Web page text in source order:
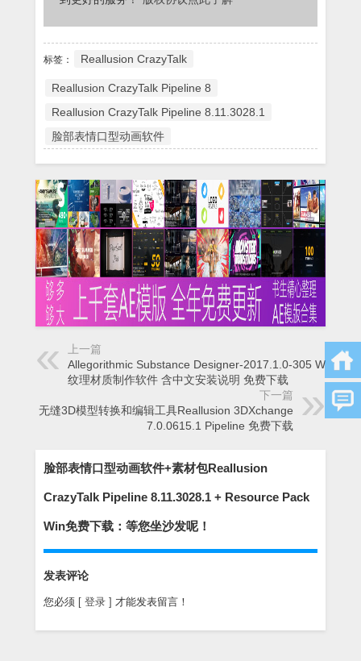
标签： Reallusion CrazyTalk
Reallusion CrazyTalk Pipeline 8
Reallusion CrazyTalk Pipeline 8.11.3028.1
脸部表情口型动画软件
上一篇
Allegorithmic Substance Designer-2017.1.0-305 Win三维
纹理材质制作软件 含中文安装说明 免费下载
下一篇
无缝3D模型转换和编辑工具Reallusion 3DXchange
7.0.0615.1 Pipeline 免费下载
脸部表情口型动画软件+素材包Reallusion
CrazyTalk Pipeline 8.11.3028.1 + Resource Pack
Win免费下载：等您坐沙发呢！
发表评论
您必须 [ 登录 ] 才能发表留言！